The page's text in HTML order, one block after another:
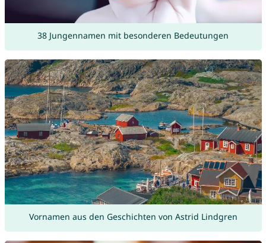
38 Jungennamen mit besonderen Bedeutungen
Vornamen aus den Geschichten von Astrid Lindgren